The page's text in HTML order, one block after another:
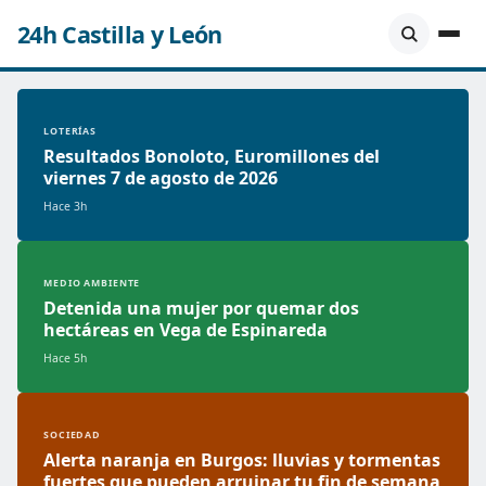
24h Castilla y León
LOTERÍAS
Resultados Bonoloto, Euromillones del
viernes 7 de agosto de 2026
Hace 3h
MEDIO AMBIENTE
Detenida una mujer por quemar dos
hectáreas en Vega de Espinareda
Hace 5h
SOCIEDAD
Alerta naranja en Burgos: lluvias y tormentas